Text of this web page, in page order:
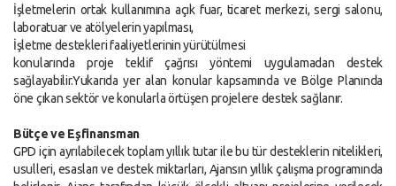
İşletmelerin ortak kullanımına açık fuar, ticaret merkezi, sergi salonu,
laboratuar ve atölyelerin yapılması,
İşletme destekleri faaliyetlerinin yürütülmesi
konularında proje teklif çağrısı yöntemi uygulamadan destek
sağlayabilir.Yukarıda yer alan konular kapsamında ve Bölge Planında
öne çıkan sektör ve konularla örtüşen projelere destek sağlanır.
Bütçe ve Eşfinansman
GPD için ayrılabilecek toplam yıllık tutar ile bu tür desteklerin nitelikleri,
usulleri, esasları ve destek miktarları, Ajansın yıllık çalışma programında